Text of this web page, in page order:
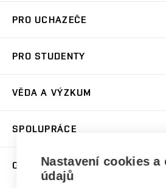
Koleje
Sport na VUT
PRO UCHAZEČE
Dny otevřených dveří
Celoživotní vzdělávání
E-přihláška
PRO STUDENTY
Harmonogram akademického roku
Závěrečné práce
Doktorské studium
Zpracování osobních údajů studentů
Sociální bezpečí
Studium bez bariér
Podpora podnikání
VĚDA A VÝZKUM
Mezinárodní vědecká rada
Systém zajišťování kvality výzkumu
SPOLUPRÁCE
Firemní spolupráce
Zahraniční spolupráce
O UNIVERZITĚ
Nastavení cookies a
údajů